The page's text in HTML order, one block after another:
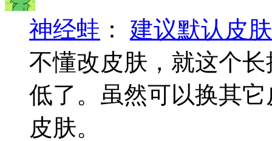
神经蛙 ： 建议默认皮
不懂改皮肤，就这个
低了。虽然可以换其
皮肤。